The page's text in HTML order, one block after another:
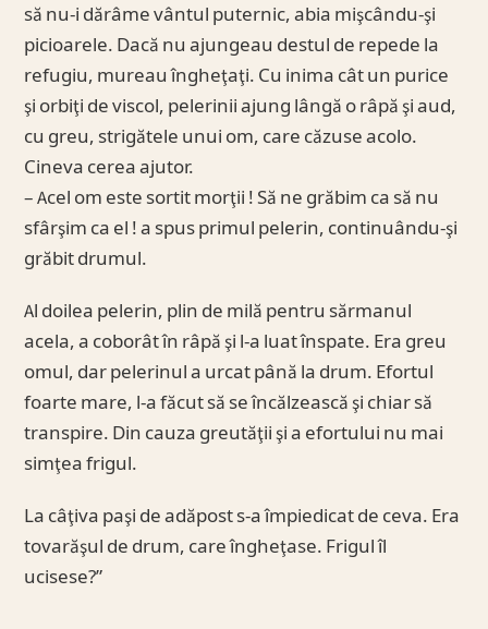
să nu-i dărâme vântul puternic, abia mişcându-şi
picioarele. Dacă nu ajungeau destul de repede la
refugiu, mureau îngheţaţi. Cu inima cât un purice
şi orbiţi de viscol, pelerinii ajung lângă o râpă şi aud,
cu greu, strigătele unui om, care căzuse acolo.
Cineva cerea ajutor.
– Acel om este sortit morţii ! Să ne grăbim ca să nu
sfârşim ca el ! a spus primul pelerin, continuându-şi
grăbit drumul.
Al doilea pelerin, plin de milă pentru sărmanul
acela, a coborât în râpă şi l-a luat înspate. Era greu
omul, dar pelerinul a urcat până la drum. Efortul
foarte mare, l-a făcut să se încălzească şi chiar să
transpire. Din cauza greutăţii şi a efortului nu mai
simţea frigul.
La câţiva paşi de adăpost s-a împiedicat de ceva. Era
tovarăşul de drum, care îngheţase. Frigul îl
ucisese?”